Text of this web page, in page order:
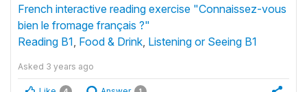
French interactive reading exercise "Connaissez-vous
bien le fromage français ?"
Reading B1, Food & Drink, Listening or Seeing B1
Asked 3 years ago